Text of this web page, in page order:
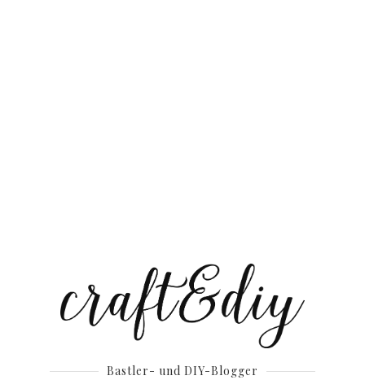
Bastler- und DIY-Blogger